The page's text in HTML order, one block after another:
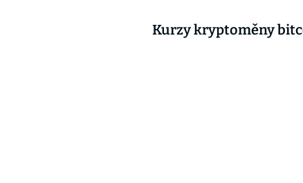
Kurzy kryptoměny